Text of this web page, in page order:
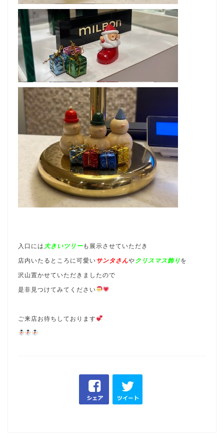
入口には 大きいツリーも展示させていただき
店内いたるところに可愛いサンタさんや クリスマス飾りを
沢山置かせていただきましたので
是非見つけてみてください
ご来店お待ちしております